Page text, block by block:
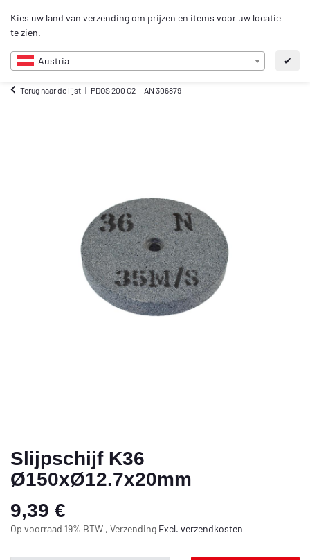
Kies uw land van verzending om prijzen en items voor uw locatie
te zien.
Austria ✔
NL
Terug naar de lijst PDOS 200 C2 - IAN 306879
Slijpschijf K36
Ø150xØ12.7x20mm
9,39 €
Op voorraad 19% BTW , Verzending Excl. verzendkosten